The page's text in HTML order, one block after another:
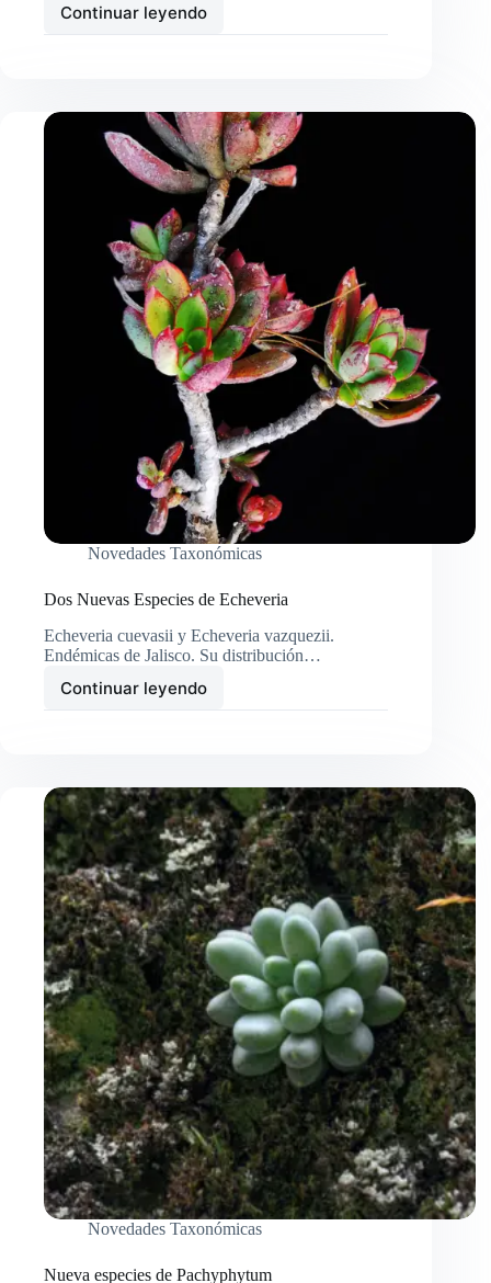
Continuar leyendo
Sedum
suaveolens
Novedades Taxonómicas
Dos Nuevas Especies de Echeveria
Echeveria cuevasii y Echeveria vazquezii.
Endémicas de Jalisco. Su distribución…
Continuar leyendo
Dos
Nuevas
Novedades Taxonómicas
Nueva especies de Pachyphytum